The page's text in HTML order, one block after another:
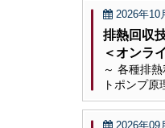
2026年10
排熱回収
＜オンラ
～ 各種排
トポンプ
2026年09